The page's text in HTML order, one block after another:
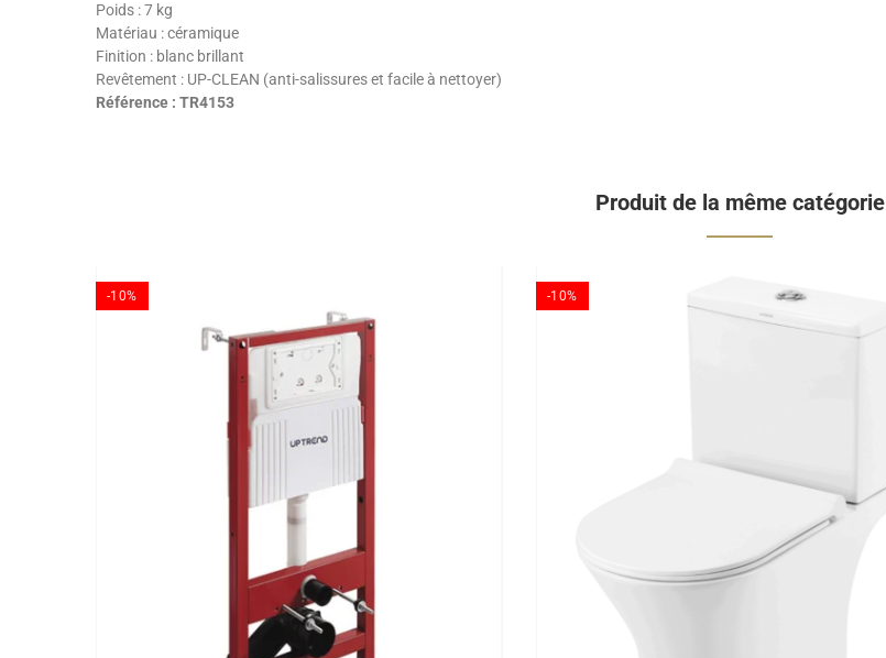
Poids : 7 kg
Matériau : céramique
Finition : blanc brillant
Revêtement : UP-CLEAN (anti-salissures et facile à nettoyer)
Référence : TR4153
Produit de la même catégorie
-10% -10%